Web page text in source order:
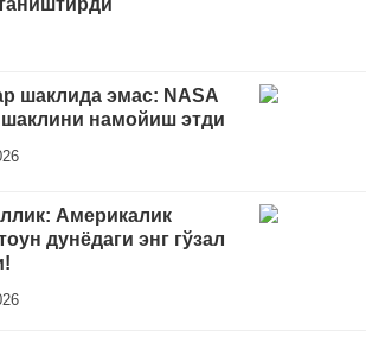
шаклида эмас: NASA
шаклини намойиш этди
Америкалик
дунёдаги энг гўзал